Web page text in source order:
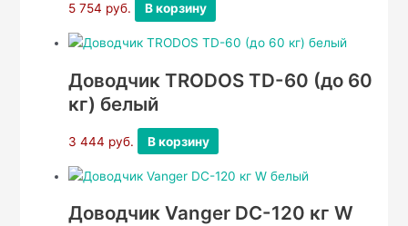
5 754 руб. В корзину
Доводчик TRODOS TD-60 (до 60
кг) белый
3 444 руб. В корзину
Доводчик Vanger DC-120 кг W